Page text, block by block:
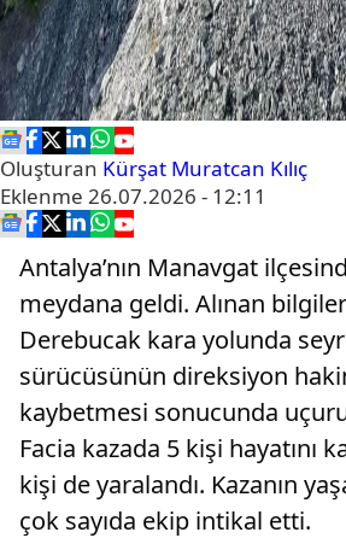
Oluşturan Kürşat Muratcan Kılıç
Eklenme 26.07.2026 - 12:11
Antalya’nın Manavgat
meydana geldi. Alınan
Derebucak kara yolunda
sürücüsünün direksiyon
kaybetmesi sonucunda
Facia kazada 5 kişi hayatını
kişi de yaralandı. Kazanın
çok sayıda ekip intikal etti.